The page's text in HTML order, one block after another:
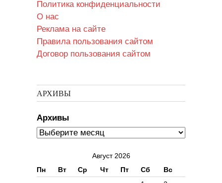
Политика конфиденциальности
О нас
Реклама на сайте
Правила пользования сайтом
Договор пользования сайтом
АРХИВЫ
Архивы
Август 2026
Пн
Вт Ср Чт Пт Сб Вс